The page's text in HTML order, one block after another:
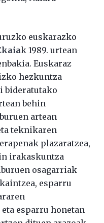
euskarazko
k 1989. urtean
Euskaraz
hezkuntza
bideratutako
behin
artean
teknikaren
plazaratzea,
irakaskuntza
osagarriak
esparru
esparru honetan